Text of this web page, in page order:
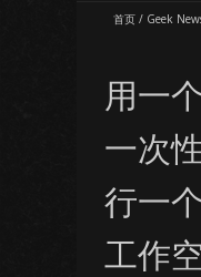
首页 / Geek
用一
一次
行一
工作